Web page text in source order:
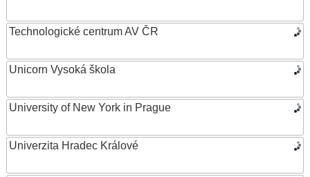
Technologické centrum AV ČR
Unicorn Vysoká škola
University of New York in Prague
Univerzita Hradec Králové